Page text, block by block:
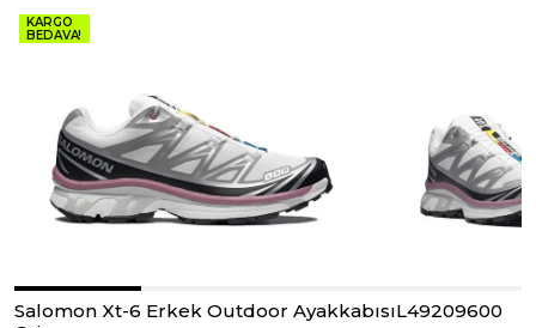
KARGO
BEDAVA!
Salomon Xt-6 Erkek Outdoor AyakkabısıL49209600